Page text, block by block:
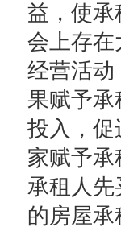
益，使承
会上存在
经营活动
果赋予承
投入，促
家赋予
承租人先
的房屋